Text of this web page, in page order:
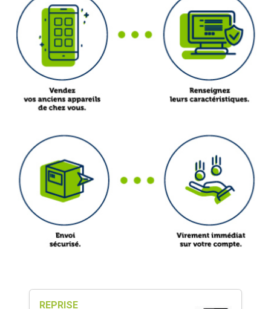
REPRISE